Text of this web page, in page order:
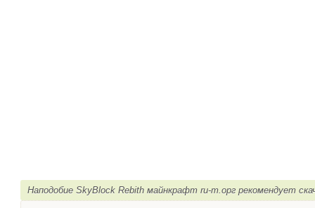
Наподобие SkyBlock Rebith майнкрафт ru-m.орг рекомендует